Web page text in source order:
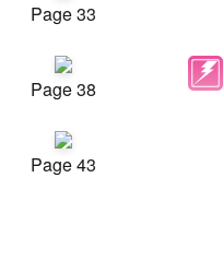
Page 33
Page 38
Page 43